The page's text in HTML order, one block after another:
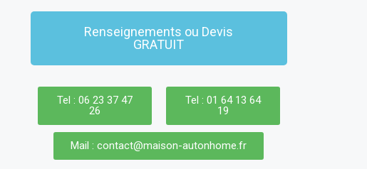
Renseignements ou Devis
GRATUIT
Tel : 06 23 37 47
26
Tel : 01 64 13 64
19
Mail : contact@maison-autonhome.fr